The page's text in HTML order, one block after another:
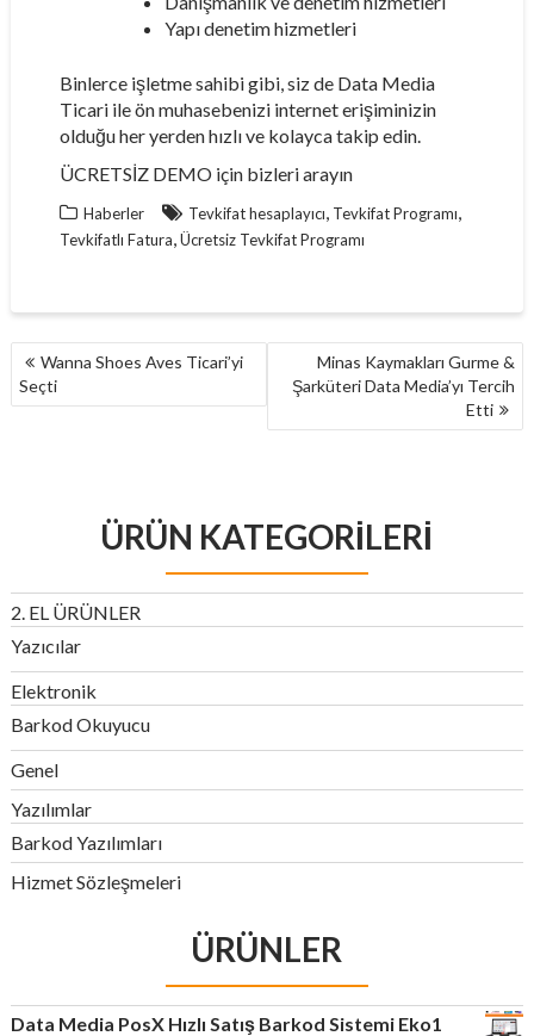
Yapı denetim hizmetleri
Binlerce işletme sahibi gibi, siz de Data Media
Ticari ile ön muhasebenizi internet erişiminizin
olduğu her yerden hızlı ve kolayca takip edin.
ÜCRETSİZ DEMO için bizleri arayın
Haberler Tevkifat hesaplayıcı Tevkifat Programı
Tevkifatlı Fatura Ücretsiz Tevkifat Programı
YAZI
GEZINMESI
Wanna Shoes Aves Ticari’yi
Seçti
Minas Kaymakları Gurme &
Şarküteri Data Media’yı Tercih
Etti
ÜRÜN KATEGORILERI
2. EL ÜRÜNLER
Yazıcılar
Elektronik
Barkod Okuyucu
Genel
Yazılımlar
Barkod Yazılımları
Hizmet Sözleşmeleri
ÜRÜNLER
Data Media PosX Hızlı Satış Barkod Sistemi Eko1